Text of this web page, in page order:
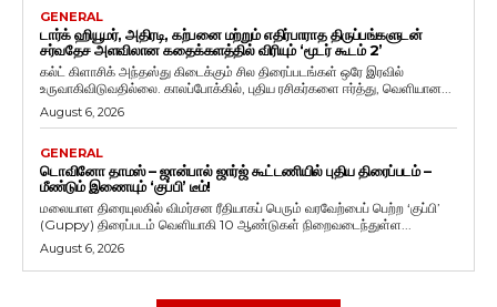
GENERAL
டார்க் ஹியூமர், அதிரடி, கற்பனை மற்றும் எதிர்பாராத திருப்பங்களுடன்
சர்வதேச அளவிலான கதைக்களத்தில் விரியும் ‘மூடர் கூடம் 2’
கல்ட் கிளாசிக் அந்தஸ்து கிடைக்கும் சில திரைப்படங்கள் ஒரே இரவில்
உருவாகிவிடுவதில்லை. காலப்போக்கில், புதிய ரசிகர்களை ஈர்த்து, வெளியான...
August 6, 2026
GENERAL
டொவினோ தாமஸ் – ஜான்பால் ஜார்ஜ் கூட்டணியில் புதிய திரைப்படம் –
மீண்டும் இணையும் ‘குப்பி’ டீம்!
மலையாள திரையுலகில் விமர்சன ரீதியாகப் பெரும் வரவேற்பைப் பெற்ற ‘குப்பி’
(Guppy) திரைப்படம் வெளியாகி 10 ஆண்டுகள் நிறைவடைந்துள்ள...
August 6, 2026